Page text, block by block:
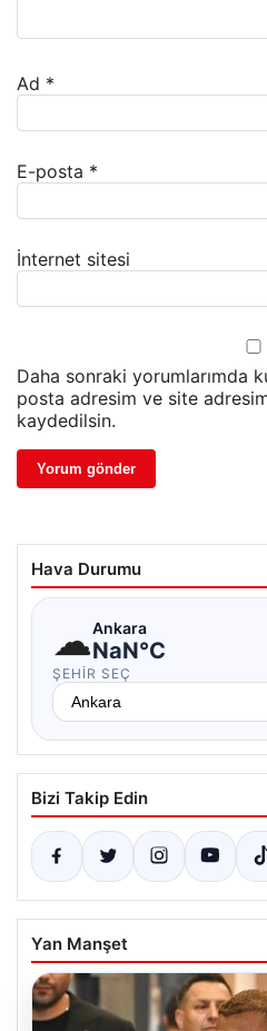
Ad *
E-posta *
İnternet sitesi
Daha sonraki yorumlarımda
posta adresim ve site
kaydedilsin.
Hava Durumu
☁Ankara
NaN°C
ŞEHIR SEÇ
Bizi Takip Edin
Yan Manşet